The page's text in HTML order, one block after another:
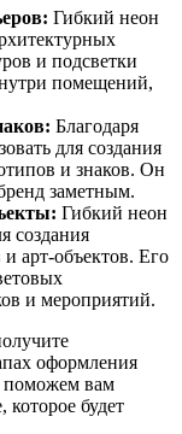
Гибкий неон
и подсветки
помещений,
Благодаря
для создания
и знаков. Он
заметным.
Гибкий неон
создания
арт-объектов. Его
и мероприятий.
оформления
поможем вам
которое будет